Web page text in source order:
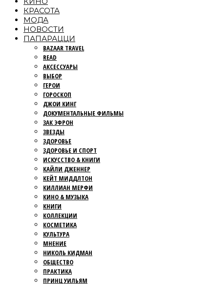
КРАСОТА
МОДА
НОВОСТИ
ПАПАРАЦЦИ
BAZAAR TRAVEL
READ
АКСЕССУАРЫ
ВЫБОР
ГЕРОИ
ГОРОСКОП
ДЖОИ КИНГ
ДОКУМЕНТАЛЬНЫЕ ФИЛЬМЫ
ЗАК ЭФРОН
ЗВЕЗДЫ
ЗДОРОВЬЕ
ЗДОРОВЬЕ И СПОРТ
ИСКУССТВО & КНИГИ
КАЙЛИ ДЖЕННЕР
КЕЙТ МИДДЛТОН
КИЛЛИАН МЕРФИ
КИНО & МУЗЫКА
КНИГИ
КОЛЛЕКЦИИ
КОСМЕТИКА
КУЛЬТУРА
МНЕНИЕ
НИКОЛЬ КИДМАН
ОБЩЕСТВО
ПРАКТИКА
ПРИНЦ УИЛЬЯМ